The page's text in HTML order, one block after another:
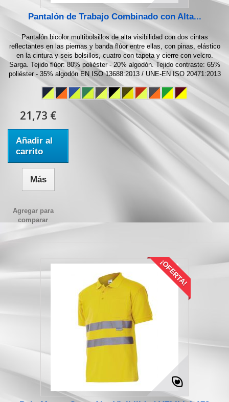
Pantalón de Trabajo Combinado con Alta...
Pantalón bicolor multibolsillos de alta visibilidad con dos cintas
reflectantes en las piernas y banda flúor entre ellas, con pinas, elástico
en la cintura y seis bolsillos, cuatro con tapeta y cierre con velcro.
Sarga. Tejido flúor: 80% poliéster - 20% algodón. Tejido contraste: 65%
poliéster - 35% algodón EN ISO 13688:2013 / UNE-EN ISO 20471:2013
21,73 €
Añadir al
carrito
Más
Agregar para
comparar
¡OFERTA!